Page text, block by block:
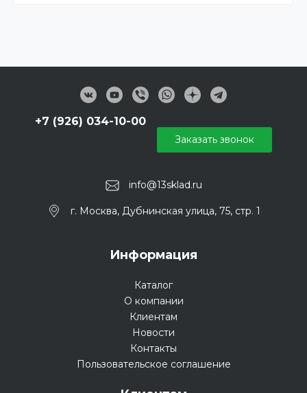
info@13sklad.ru
+7 (926) 034-10-00
г. Москва, Дубнинская улица, 75, стр. 1
Заказать звонок
Информация
Каталог
О компании
Клиентам
Новости
Контакты
Пользовательское соглашение